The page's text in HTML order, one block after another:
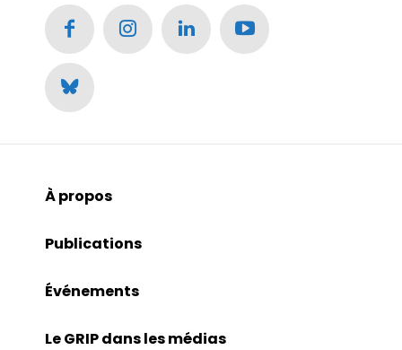
À propos
Publications
Événements
Le GRIP dans les médias